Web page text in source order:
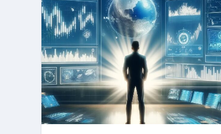
山梨県震度6弱と富士山噴火の
青森県震度6とベネゼエラM7級
Cookie同意管理ツール「
金融ブラックでも毎日「ビット
【輸入消費税】輸入に消費税は
この動画は国にすぐ消されま